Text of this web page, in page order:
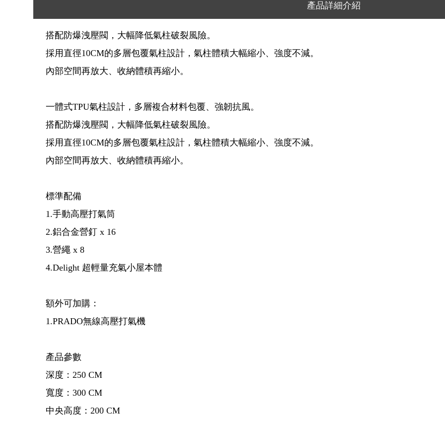
產品詳細介紹
搭配防爆洩壓閥，大幅降低氣柱破裂風險。
採用直徑10CM的多層包覆氣柱設計，氣柱體積大幅縮小、強度不減。
內部空間再放大、收納體積再縮小。
一體式TPU氣柱設計，多層複合材料包覆、強韌抗風。
搭配防爆洩壓閥，大幅降低氣柱破裂風險。
採用直徑10CM的多層包覆氣柱設計，氣柱體積大幅縮小、強度不減。
內部空間再放大、收納體積再縮小。
標準配備
1.手動高壓打氣筒
2.鋁合金營釘 x 16
3.營繩 x 8
4.Delight 超輕量充氣小屋本體
額外可加購：
1.PRADO無線高壓打氣機
產品參數
深度：250 CM
寬度：300 CM
中央高度：200 CM